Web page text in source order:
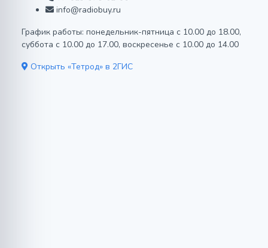
info@radiobuy.ru
График работы: понедельник-пятница с 10.00 до 18.00,
суббота с 10.00 до 17.00, воскресенье с 10.00 до 14.00
Открыть «Тетрод» в 2ГИС